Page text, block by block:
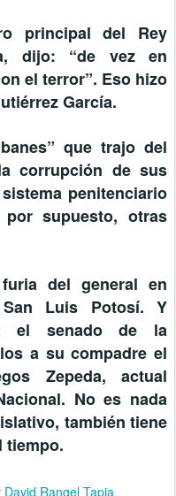
principal del Rey
dijo: “de vez en
el terror”. Eso hizo
García.
que trajo del
corrupción de sus
penitenciario
supuesto, otras
del general en
Luis Potosí. Y
el senado de la
a su compadre el
Zepeda, actual
No es nada
también tiene
tiempo.
David Rangel Tapia